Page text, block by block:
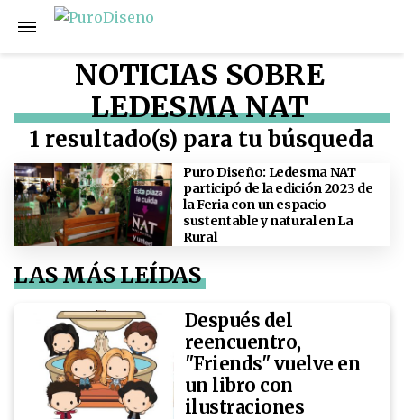
NOTICIAS SOBRE
LEDESMA NAT
1 resultado(s) para tu búsqueda
Puro Diseño: Ledesma NAT
participó de la edición 2023 de
la Feria con un espacio
sustentable y natural en La
Rural
LAS MÁS LEÍDAS
Después del
reencuentro,
"Friends" vuelve en
un libro con
ilustraciones